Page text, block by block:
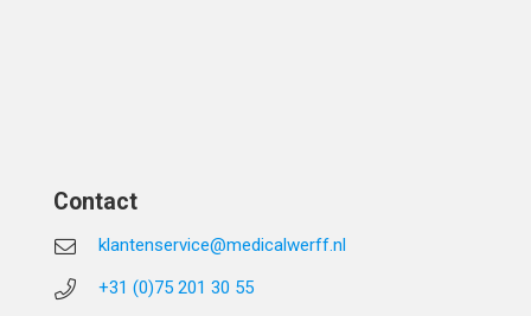
Contact
klantenservice@medicalwerff.nl
+31 (0)75 201 30 55